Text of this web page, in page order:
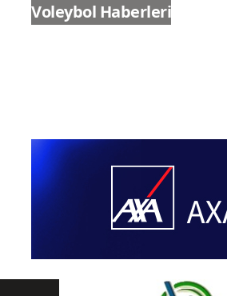
Voleybol Haberleri